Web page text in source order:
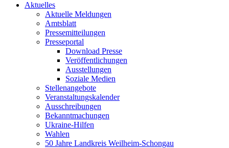
Aktuelles
Aktuelle Meldungen
Amtsblatt
Pressemitteilungen
Presseportal
Download Presse
Veröffentlichungen
Ausstellungen
Soziale Medien
Stellenangebote
Veranstaltungskalender
Ausschreibungen
Bekanntmachungen
Ukraine-Hilfen
Wahlen
50 Jahre Landkreis Weilheim-Schongau